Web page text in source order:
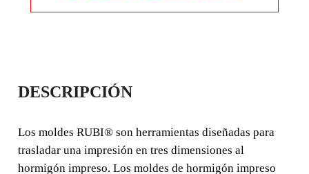
MOLDE PIEDRA
NATURAL 1
Los moldes RUBI® son herramientas diseñadas para
trasladar una impresión en tres dimensiones al hormigón
DESCRIPCIÓN
Los moldes RUBI® son herramientas diseñadas para
trasladar una impresión en tres dimensiones al
hormigón impreso. Los moldes de hormigón impreso